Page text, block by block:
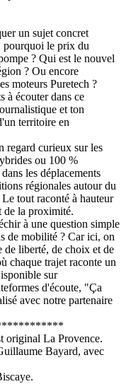
un sujet concret
pourquoi le prix du
? Qui est le nouvel
? Ou encore
moteurs Puretech ?
à écouter dans ce
et ton
territoire en
regard curieux sur les
ou 100 %
les déplacements
régionales autour du
tout raconté à hauteur
de la proximité.
à une question simple
de mobilité ? Car ici, on
de liberté, de choix et de
chaque trajet raconte un
sur
d'écoute, "Ça
avec notre partenaire
original La Provence.
Bayard, avec